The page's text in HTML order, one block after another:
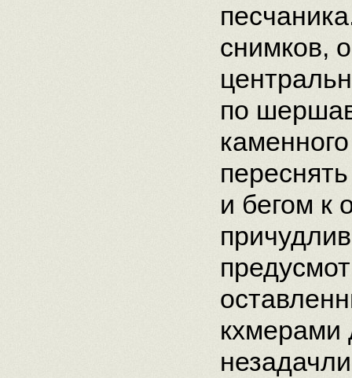
снимков,
по
и бегом к
кхмерами